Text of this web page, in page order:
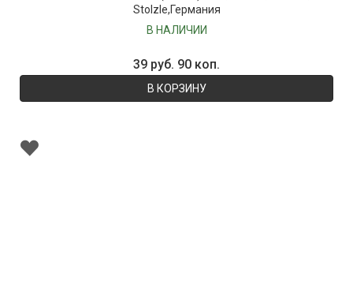
Stolzle,Германия
В НАЛИЧИИ
39 руб. 90 коп.
В КОРЗИНУ